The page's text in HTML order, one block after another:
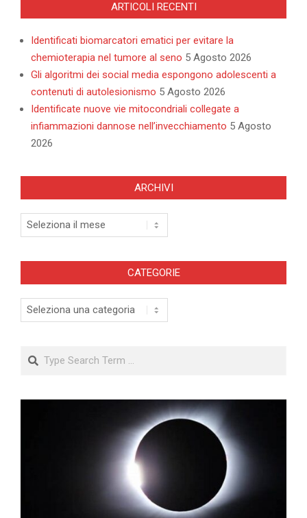
ARTICOLI RECENTI
Identificati biomarcatori ematici per evitare la
chemioterapia nel tumore al seno 5 Agosto 2026
Gli algoritmi dei social media espongono adolescenti a
contenuti di autolesionismo 5 Agosto 2026
Identificate nuove vie mitocondriali collegate a
infiammazioni dannose nell’invecchiamento 5 Agosto
2026
ARCHIVI
Archivi
CATEGORIE
Categorie
Search